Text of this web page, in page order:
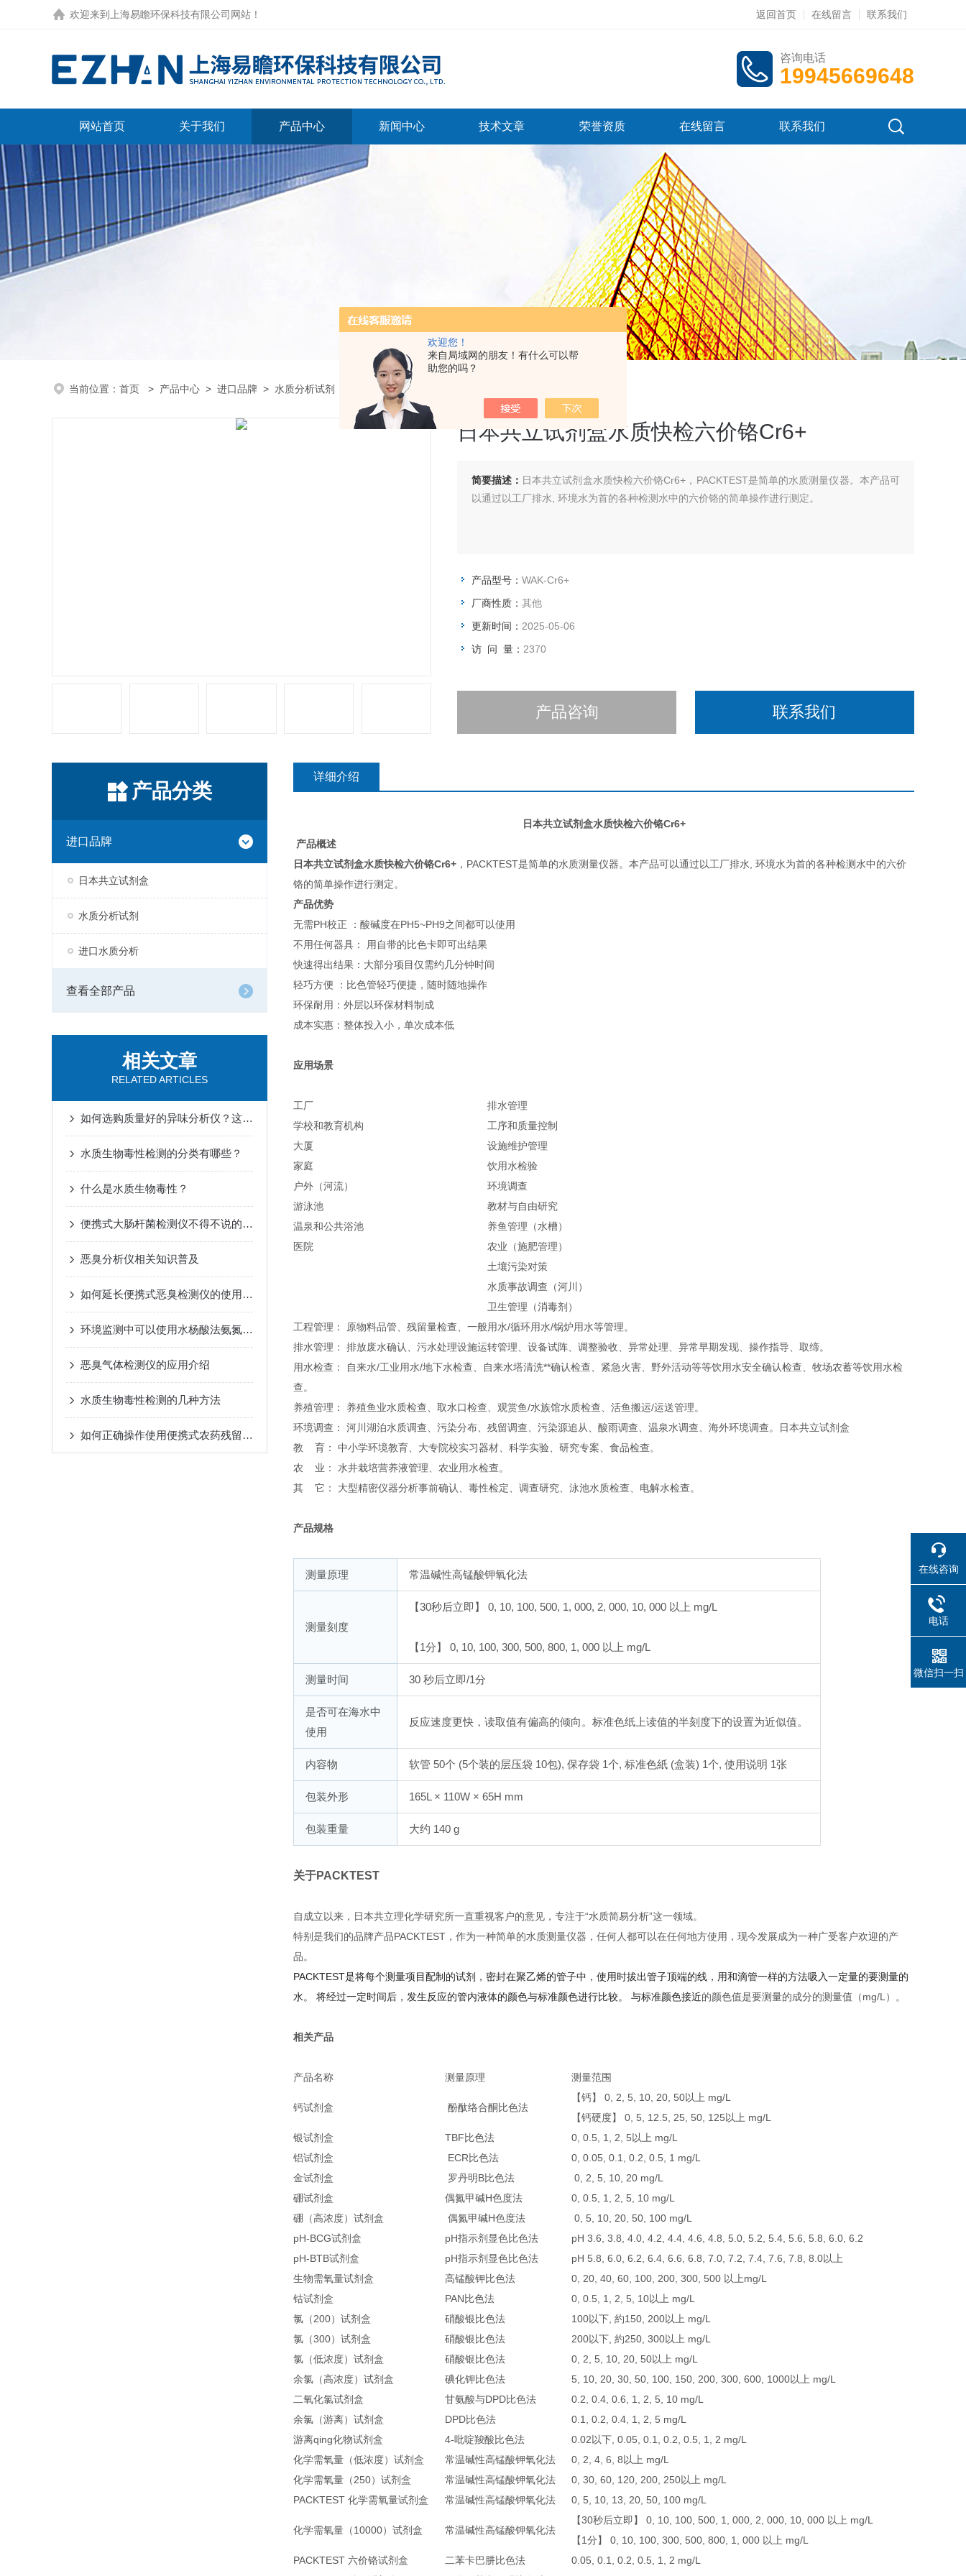
欢迎您！
来自局域网的朋友！有什么可以帮
助您的吗？
欢迎来到 上海易瞻环保科技有限公司网站 ！ 返回首页 在线留言 联系我们
咨询电话
19945669648
网站首页 关于我们 产品中心 新闻中心 技术文章 荣誉资质 在线留言 联系我们
当前位置： 首页 > 产品中心 > 进口品牌 > 水质分析试剂 > WAK-Cr6+日本共立试剂盒水质快检六价铬Cr6+
日本共立试剂盒水质快检六价铬Cr6+
简要描述： 日本共立试剂盒水质快检六价铬Cr6+，PACKTEST是简单的水质测量仪器。本产品可
以通过以工厂排水, 环境水为首的各种检测水中的六价铬的简单操作进行测定。
产品型号： WAK-Cr6+
厂商性质： 其他
更新时间： 2025-05-06
访 问 量： 2370
产品咨询 联系我们
产品分类
进口品牌
日本共立试剂盒
水质分析试剂
进口水质分析
查看全部产品
相关文章
RELATED ARTICLES
如何选购质量好的异味分析仪？这6点很关键
水质生物毒性检测的分类有哪些？
什么是水质生物毒性？
便携式大肠杆菌检测仪不得不说的特点
恶臭分析仪相关知识普及
如何延长便携式恶臭检测仪的使用寿命？
环境监测中可以使用水杨酸法氨氮试剂吗？
恶臭气体检测仪的应用介绍
水质生物毒性检测的几种方法
如何正确操作使用便携式农药残留速测仪？
详细介绍
日本共立试剂盒水质快检六价铬Cr6+
产品概述
日本共立试剂盒水质快检六价铬Cr6+ ，PACKTEST是简单的水质测量仪器。本产品可以通过以工厂排水, 环境水为首的各种检测水中的六价
铬的简单操作进行测定。
产品优势
无需PH校正 ：酸碱度在PH5~PH9之间都可以使用
不用任何器具： 用自带的比色卡即可出结果
快速得出结果：大部分项目仅需约几分钟时间
轻巧方便 ：比色管轻巧便捷，随时随地操作
环保耐用：外层以环保材料制成
成本实惠：整体投入小，单次成本低
应用场景
工厂
排水管理
学校和教育机构
工序和质量控制
大厦
设施维护管理
家庭
饮用水检验
户外（河流）
环境调查
游泳池
教材与自由研究
温泉和公共浴池
养鱼管理（水槽）
医院
农业（施肥管理）
土壤污染对策
水质事故调查（河川）
卫生管理（消毒剂）
工程管理： 原物料品管、残留量检查、一般用水/循环用水/锅炉用水等管理。
排水管理： 排放废水确认、污水处理设施运转管理、设备试阵、调整验收、异常处理、异常早期发现、操作指导、取缔。
用水检查： 自来水/工业用水/地下水检查、自来水塔清洗**确认检查、紧急火害、野外活动等等饮用水安全确认检查、牧场农蓄等饮用水检
查。
养殖管理： 养殖鱼业水质检查、取水口检查、观赏鱼/水族馆水质检查、活鱼搬运/运送管理。
环境调查： 河川湖泊水质调查、污染分布、残留调查、污染源追从、酸雨调查、温泉水调查、海外环境调查。日本共立试剂盒
教 育： 中小学环境教育、大专院校实习器材、科学实验、研究专案、食品检查。
农 业： 水井栽培营养液管理、农业用水检查。
其 它： 大型精密仪器分析事前确认、毒性检定、调查研究、泳池水质检查、电解水检查。
产品规格
测量原理 常温碱性高锰酸钾氧化法
测量刻度
【30秒后立即】 0, 10, 100, 500, 1, 000, 2, 000, 10, 000 以上 mg/L
【1分】 0, 10, 100, 300, 500, 800, 1, 000 以上 mg/L
测量时间 30 秒后立即/1分
是否可在海水中
使用
反应速度更快，读取值有偏高的倾向。标准色纸上读值的半刻度下的设置为近似值。
内容物 软管 50个 (5个装的层压袋 10包), 保存袋 1个, 标准色紙 (盒装) 1个, 使用说明 1张
包装外形 165L × 110W × 65H mm
包装重量 大约 140 g
关于PACKTEST
自成立以来，日本共立理化学研究所一直重视客户的意见，专注于“水质简易分析”这一领域。
特别是我们的品牌产品PACKTEST，作为一种简单的水质测量仪器，任何人都可以在任何地方使用，现今发展成为一种广受客户欢迎的产
品。
PACKTEST是将每个测量项目配制的试剂，密封在聚乙烯的管子中，使用时拔出管子顶端的线，用和滴管一样的方法吸入一定量的要测量的
水。 将经过一定时间后，发生反应的管内液体的颜色与标准颜色进行比较。 与标准颜色接近的颜色值是要测量的成分的测量值（mg/L）。
相关产品
产品名称 测量原理 测量范围
钙试剂盒 酚酞络合酮比色法
【钙】 0, 2, 5, 10, 20, 50以上 mg/L
【钙硬度】 0, 5, 12.5, 25, 50, 125以上 mg/L
银试剂盒
TBF比色法
0, 0.5, 1, 2, 5以上 mg/L
铝试剂盒
ECR比色法
0, 0.05, 0.1, 0.2, 0.5, 1 mg/L
金试剂盒
罗丹明B比色法
0, 2, 5, 10, 20 mg/L
硼试剂盒
偶氮甲碱H色度法
0, 0.5, 1, 2, 5, 10 mg/L
硼（高浓度）试剂盒
偶氮甲碱H色度法
0, 5, 10, 20, 50, 100 mg/L
pH-BCG试剂盒
pH指示剂显色比色法
pH 3.6, 3.8, 4.0, 4.2, 4.4, 4.6, 4.8, 5.0, 5.2, 5.4, 5.6, 5.8, 6.0, 6.2
pH-BTB试剂盒
pH指示剂显色比色法
pH 5.8, 6.0, 6.2, 6.4, 6.6, 6.8, 7.0, 7.2, 7.4, 7.6, 7.8, 8.0以上
生物需氧量试剂盒
高锰酸钾比色法
0, 20, 40, 60, 100, 200, 300, 500 以上mg/L
钴试剂盒
PAN比色法
0, 0.5, 1, 2, 5, 10以上 mg/L
氯（200）试剂盒
硝酸银比色法
100以下, 約150, 200以上 mg/L
氯（300）试剂盒
硝酸银比色法
200以下, 約250, 300以上 mg/L
氯（低浓度）试剂盒
硝酸银比色法
0, 2, 5, 10, 20, 50以上 mg/L
余氯（高浓度）试剂盒
碘化钾比色法
5, 10, 20, 30, 50, 100, 150, 200, 300, 600, 1000以上 mg/L
二氧化氯试剂盒
甘氨酸与DPD比色法
0.2, 0.4, 0.6, 1, 2, 5, 10 mg/L
余氯（游离）试剂盒
DPD比色法
0.1, 0.2, 0.4, 1, 2, 5 mg/L
游离qing化物试剂盒
4-吡啶羧酸比色法
0.02以下, 0.05, 0.1, 0.2, 0.5, 1, 2 mg/L
化学需氧量（低浓度）试剂盒
常温碱性高锰酸钾氧化法
0, 2, 4, 6, 8以上 mg/L
化学需氧量（250）试剂盒
常温碱性高锰酸钾氧化法
0, 30, 60, 120, 200, 250以上 mg/L
PACKTEST 化学需氧量试剂盒
常温碱性高锰酸钾氧化法 0, 5, 10, 13, 20, 50, 100 mg/L
化学需氧量（10000）试剂盒 常温碱性高锰酸钾氧化法
【30秒后立即】 0, 10, 100, 500, 1, 000, 2, 000, 10, 000 以上 mg/L
【1分】 0, 10, 100, 300, 500, 800, 1, 000 以上 mg/L
PACKTEST 六价铬试剂盒
二苯卡巴肼比色法
0.05, 0.1, 0.2, 0.5, 1, 2 mg/L
在线咨询
电话
微信扫一扫